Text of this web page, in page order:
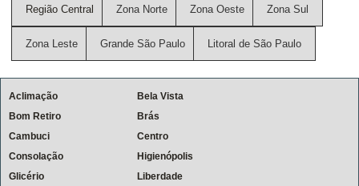
Região Central Zona Norte Zona Oeste Zona Sul
Zona Leste Grande São Paulo Litoral de São Paulo
Aclimação
Bela Vista
Bom Retiro
Brás
Cambuci
Centro
Consolação
Higienópolis
Glicério
Liberdade